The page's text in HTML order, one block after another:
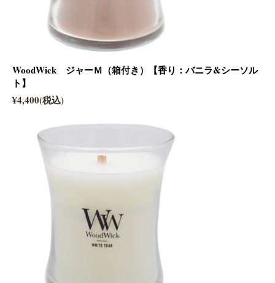
WoodWick ジャーＭ（箱付き）【香り：バニラ&シーソル
ト】
¥4,400(税込)